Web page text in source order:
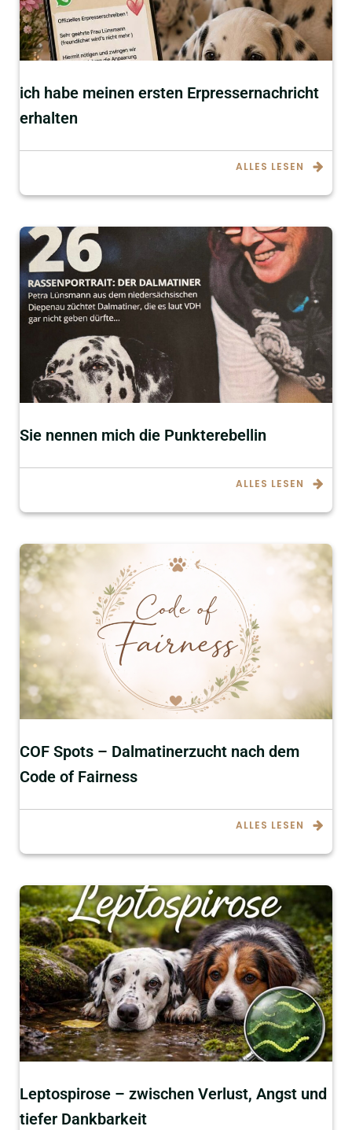
ich habe meinen ersten Erpressernachricht
erhalten
ALLES LESEN
Sie nennen mich die Punkterebellin
ALLES LESEN
COF Spots – Dalmatinerzucht nach dem
Code of Fairness
ALLES LESEN
Leptospirose – zwischen Verlust, Angst und
tiefer Dankbarkeit